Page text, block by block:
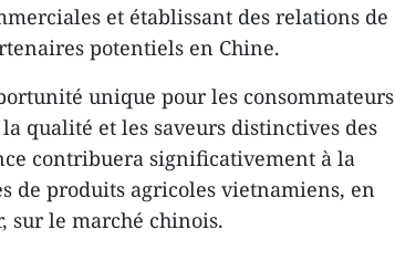
et établissant des relations de
potentiels en Chine.
unique pour les consommateurs
qualité et les saveurs distinctives des
contribuera significativement à la
de produits agricoles vietnamiens, en
sur le marché chinois.